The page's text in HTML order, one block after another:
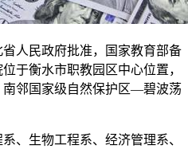
人民政府批准，国家教育部备
于衡水市职教园区中心位置，
邻国家级自然保护区—碧波荡
、生物工程系、经济管理系、